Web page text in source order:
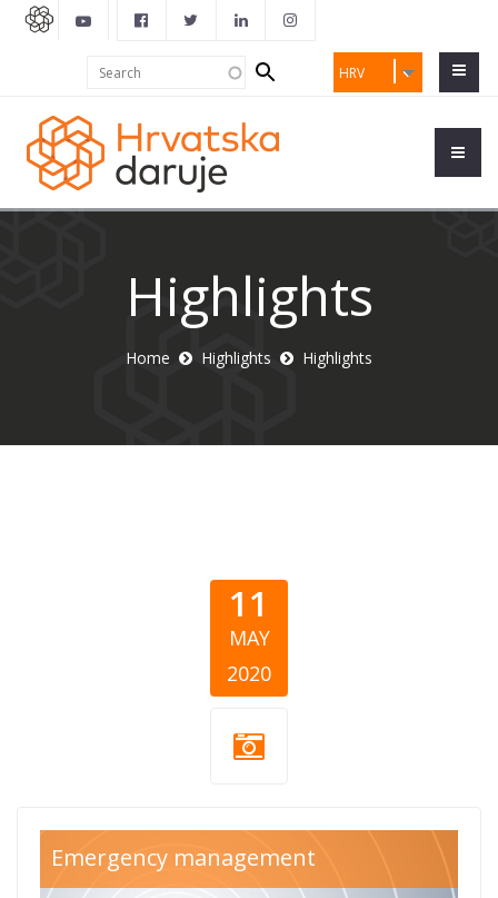
HRV
Search
form
Highlights
Home Highlights Highlights
11
MAY
2020
Fond5-5-
Emergency management